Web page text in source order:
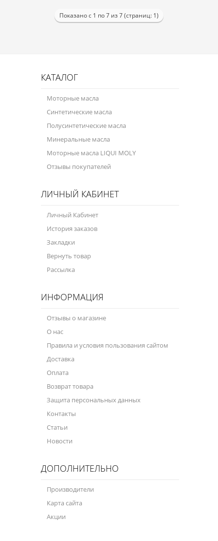
Показано с 1 по 7 из 7 (страниц: 1)
КАТАЛОГ
Моторные масла
Синтетические масла
Полусинтетические масла
Минеральные масла
Моторные масла LIQUI MOLY
Отзывы покупателей
ЛИЧНЫЙ КАБИНЕТ
Личный Кабинет
История заказов
Закладки
Вернуть товар
Рассылка
ИНФОРМАЦИЯ
Отзывы о магазине
О нас
Правила и условия пользования сайтом
Доставка
Оплата
Возврат товара
Защита персональных данных
Контакты
Статьи
Новости
ДОПОЛНИТЕЛЬНО
Производители
Карта сайта
Акции